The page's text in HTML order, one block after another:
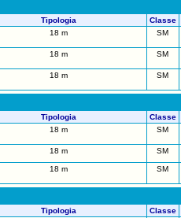
Tipologia Classe
18 m SM
18 m SM
18 m SM
Tipologia Classe
18 m SM
18 m SM
18 m SM
Tipologia Classe